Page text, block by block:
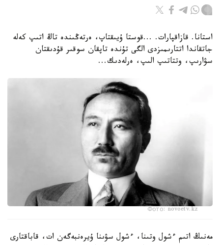
استانا. قازاقپارات. ...قوستا ۇيىقتاپ، ەرتەڭىندە تاڭ اتىپ كەلە
جاتقاندا اتتارىمىزدى الگى تۇندە تاپقان سوقىر قۇدىقتان
سۋارىپ، وتتاتىپ الىپ، ەرلەدىك...
Фото: novoetv.kz
مەنىڭ اتىم ءشول وتىنا، ءشول سۋىنا ۇيرەنبەگەن ات، قاباقتارى